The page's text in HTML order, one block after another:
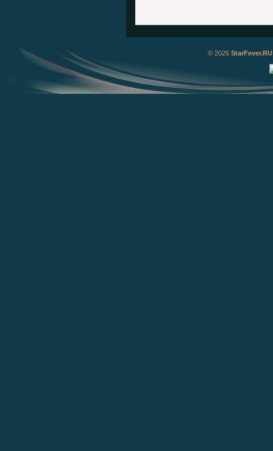
© 2026 StarFever.RU